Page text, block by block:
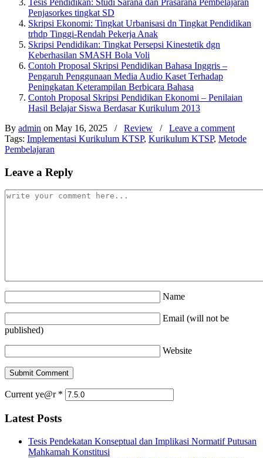
Tesis Pendidikan: Studi Sarana dan Prasarana Pembelajaran
Penjasorkes tingkat SD
Skripsi Ekonomi: Tingkat Urbanisasi dn Tingkat Pendidikan
trhdp Tinggi-Rendah Pekerja Anak
Skripsi Pendidikan: Tingkat Persepsi Kinestetik dgn
Keberhasilan SMASH Bola Voli
Contoh Proposal Skripsi Pendidikan Bahasa Inggris –
Pengaruh Penggunaan Media Audio Kaset Terhadap
Peningkatan Keterampilan Berbicara Bahasa
Contoh Proposal Skripsi Pendidikan Ekonomi – Penilaian
Hasil Belajar Siswa Berdasar Kurikulum 2013
By admin on May 16, 2025 / Review / Leave a comment
Tags: Implementasi Kurikulum KTSP, Kurikulum KTSP, Metode
Pembelajaran
Leave a Reply
Name
Email (will not be
published)
Website
Current ye@r *
Latest Posts
Tesis Pendekatan Konseptual dan Implikasi Normatif Putusan
Mahkamah Konstitusi